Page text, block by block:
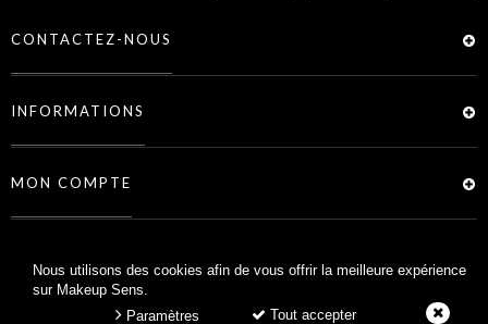
Nous utilisons des cookies afin de vous offrir la meilleure expérience
sur Makeup Sens.
Tout accepter
Paramètres
CONTACTEZ-NOUS
INFORMATIONS
MON COMPTE